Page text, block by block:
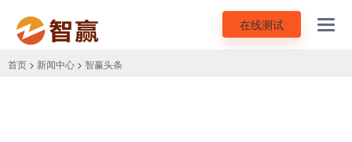
在线测试
首页 > 新闻中心 > 智赢头条